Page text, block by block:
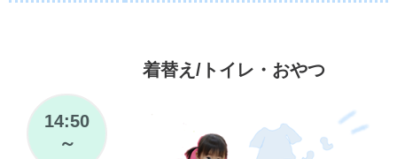
14:50
～
着替え/トイレ・おやつ